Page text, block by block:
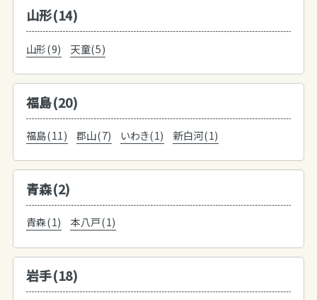
山形(14)
山形(9) 天童(5)
福島(20)
福島(11) 郡山(7) いわき(1) 新白河(1)
青森(2)
青森(1) 本八戸(1)
岩手(18)